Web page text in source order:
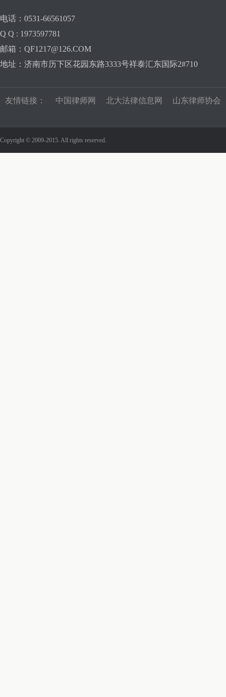
电话：0531-66561057
Q Q : 1973597781
邮箱：QF1217@126.COM
地址：济南市历下区花园东路3333号祥泰汇东国际2#710
友情链接： 中国律师网 北大法律信息网 山东律师协会
Copyright © 2009-2015. All rights reserved.